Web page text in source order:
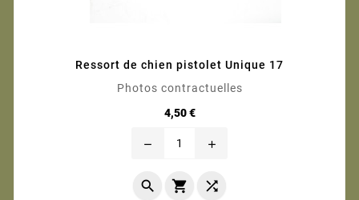
Ressort de chien pistolet Unique 17
Photos contractuelles
4,50 €Prix
remove add
  